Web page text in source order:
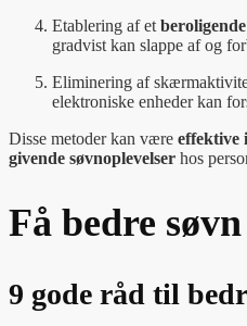
Etablering af et
gradvist kan slappe af og
Eliminering af
elektroniske enheder kan
Disse metoder kan være effektive
givende søvnoplevelser hos
Få bedre søvn
9 gode råd til